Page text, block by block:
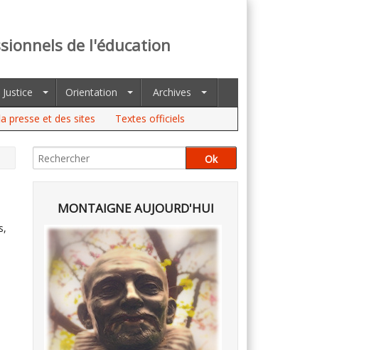
de l'éducation
Justice Orientation
Archives
presse et des sites Textes officiels
MONTAIGNE AUJOURD'HUI